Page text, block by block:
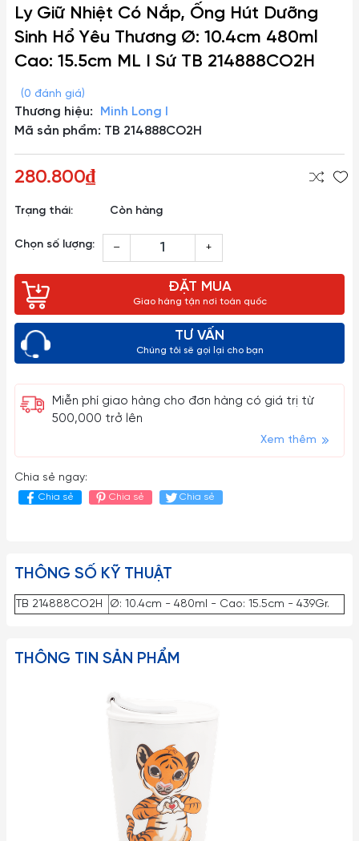
Ly Giữ Nhiệt Có Nắp, Ống Hút Dưỡng
Sinh Hổ Yêu Thương Ø: 10.4cm 480ml
Cao: 15.5cm ML I Sứ TB 214888CO2H
(0 đánh giá)
Thương hiệu:
Minh Long I
Mã sản phẩm: TB 214888CO2H
280.800₫
Trạng thái: Còn hàng
Chọn số lượng: – +
ĐẶT MUA
Giao hàng tận nơi toàn quốc
TƯ VẤN
Chúng tôi sẽ gọi lại cho bạn
Miễn phí giao hàng cho đơn hàng có giá trị từ
500,000 trở lên
Xem thêm
Chia sẻ ngay:
Chia sẻ Chia sẻ Chia sẻ
THÔNG SỐ KỸ THUẬT
TB 214888CO2H Ø: 10.4cm - 480ml - Cao: 15.5cm - 439Gr.
THÔNG TIN SẢN PHẨM